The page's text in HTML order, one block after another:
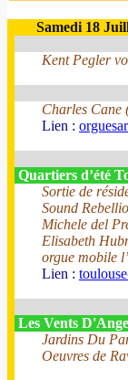
Samedi 18
Kent Pegler
Charles Cane
Lien :
Quartiers d’été
Sortie de
Sound
Michele del
Elisabeth
orgue mobile
Lien :
Les Vents
Jardins Du
Oeuvres de